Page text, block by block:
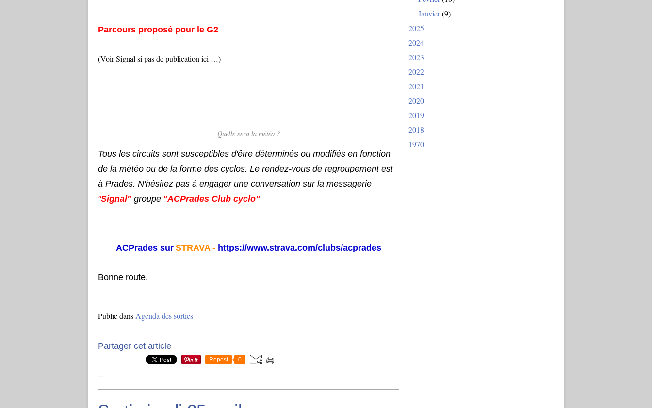
Parcours proposé pour le G2
(Voir Signal si pas de publication ici …)
Quelle sera la météo ?
Tous les circuits sont susceptibles d'être déterminés ou modifiés en fonction
de la météo ou de la forme des cyclos. Le rendez-vous de regroupement est
à Prades. N'hésitez pas à engager une conversation sur la messagerie
"Signal" groupe "ACPrades Club cyclo"
ACPrades sur STRAVA - https://www.strava.com/clubs/acprades
Bonne route.
Publié dans Agenda des sorties
Partager cet article
Repost 0
…
Janvier(9)
2025
2024
2023
2022
2021
2020
2019
2018
1970